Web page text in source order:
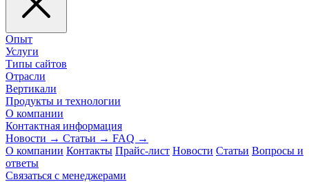
Опыт
Услуги
Типы сайтов
Отрасли
Вертикали
Продукты и технологии
О компании
Контактная информация
Новости → Статьи → FAQ →
О компании Контакты Прайс-лист Новости Статьи Вопросы и
ответы
Связаться с менеджерами